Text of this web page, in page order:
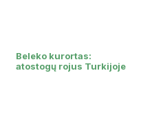
Beleko kurortas:
atostogų rojus Turkijoje